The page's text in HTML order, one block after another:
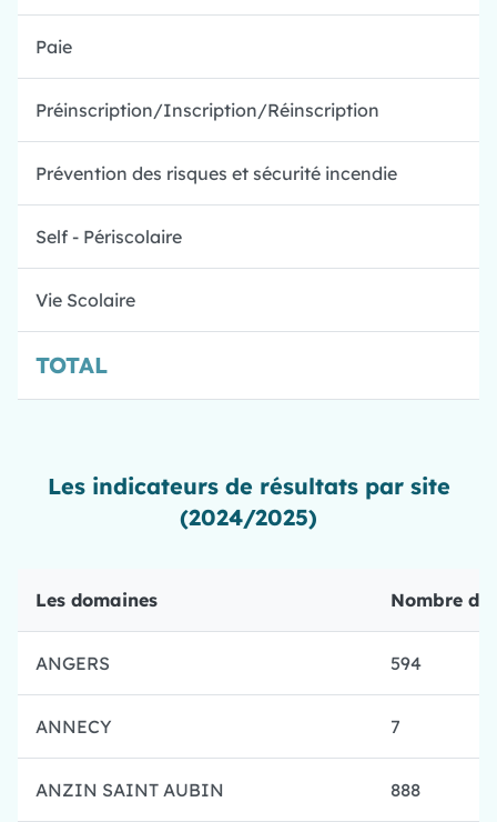
Paie
Préinscription/Inscription/Réinscription
Prévention des risques et sécurité incendie
Self - Périscolaire
Vie Scolaire
TOTAL
Les indicateurs de résultats par site
(2024/2025)
Les domaines Nombre
ANGERS 594
ANNECY 7
ANZIN SAINT AUBIN 888